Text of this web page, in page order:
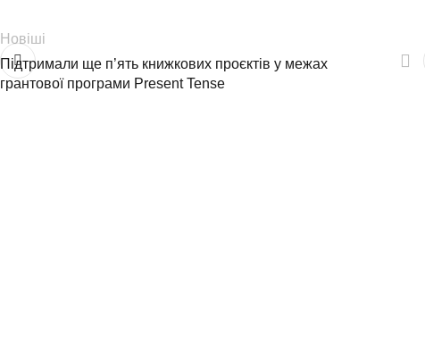
Новіші
Підтримали ще п’ять книжкових проєктів у межах
грантової програми Present Tense